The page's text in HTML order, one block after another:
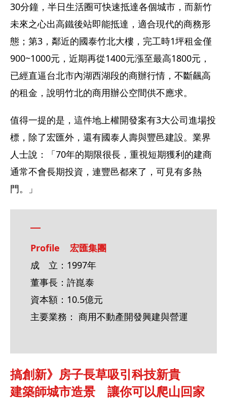
30分鐘，半日生活圈可快速抵達各個城市，而新竹
未來之心出高鐵後站即能抵達，適合現代的商務形
態；第3，鄰近的國泰竹北大樓，完工時1坪租金僅
900~1000元，近期再從1400元漲至最高1800元，
已經直逼台北市內湖西湖段的商辦行情，不斷飆高
的租金，說明竹北的商用辦公空間供不應求。
值得一提的是，這件地上權開發案有3大公司進場投
標，除了宏匯外，還有國泰人壽與豐邑建設。業界
人士說：「70年的期限很長，重視短期獲利的建商
通常不會長期投資，連豐邑都來了，可見有多熱
門。」
Profile    宏匯集團
成　立：1997年
董事長：許崑泰
資本額：10.5億元
主要業務： 商用不動產開發興建與營運
搞創新》房子長草吸引科技新貴
建築師城市造景　讓你可以爬山回家